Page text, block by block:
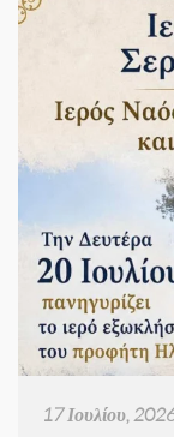
17 Ιουλίου,